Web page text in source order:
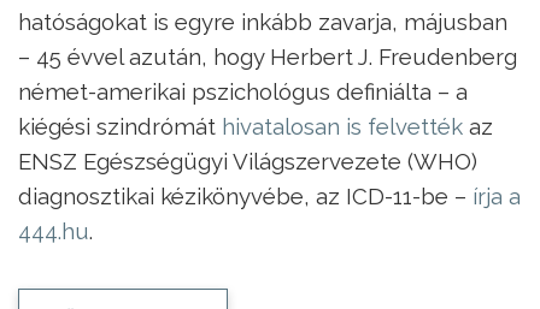
hatóságokat is egyre inkább zavarja, májusban
– 45 évvel azután, hogy Herbert J. Freudenberg
német-amerikai pszichológus definiálta – a
kiégési szindrómát hivatalosan is felvették az
ENSZ Egészségügyi Világszervezete (WHO)
diagnosztikai kézikönyvébe, az ICD-11-be – írja a
444.hu.